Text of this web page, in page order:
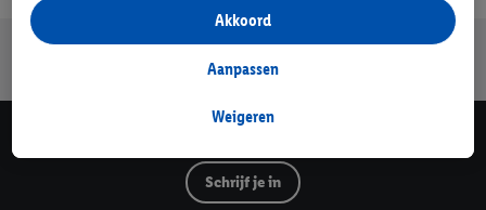
Jouw voordelen bij ons als Lidl webshop klant
Veilig winkelen
Schrijf je in
opslaan van voorkeursinstellingen, het verzamelen en
analyseren van statistieken of voor het tonen van
gepersonaliseerde reclame binnen en buiten de Lidl-diensten.
gegevens over jouw aankoopgedrag in de winkel ook voor de
Als je hier toestemming geeft aan ons voor het personaliseren
van reclame en als je vervolgens een Lidl Plus-account
Weigeren
Aanpassen
Akkoord